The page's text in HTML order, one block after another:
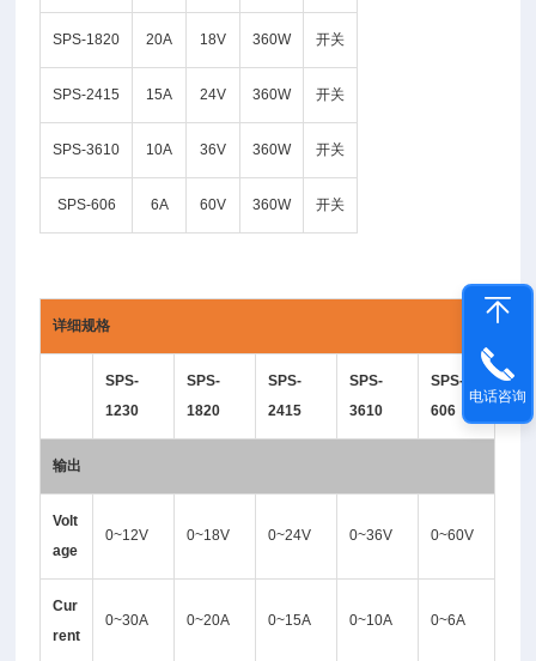
SPS-1820 20A 18V 360W 开关
SPS-2415 15A 24V 360W 开关
SPS-3610 10A 36V 360W 开关
SPS-606 6A 60V 360W 开关
详细规格
SPS-
1230
SPS-
1820
SPS-
2415
SPS-
3610
SPS-
606
输出
Volt
age
0~12V 0~18V 0~24V 0~36V 0~60V
Cur
rent
0~30A 0~20A 0~15A 0~10A 0~6A
电话咨询